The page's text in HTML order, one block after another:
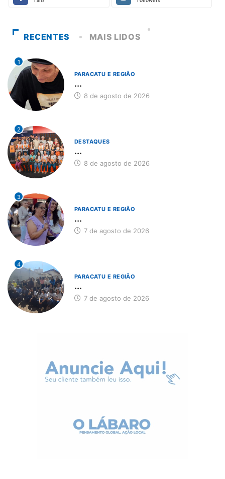
RECENTES MAIS LIDOS
1
PARACATU E REGIÃO
...
8 de agosto de 2026
2
DESTAQUES
...
8 de agosto de 2026
3
PARACATU E REGIÃO
...
7 de agosto de 2026
4
PARACATU E REGIÃO
...
7 de agosto de 2026